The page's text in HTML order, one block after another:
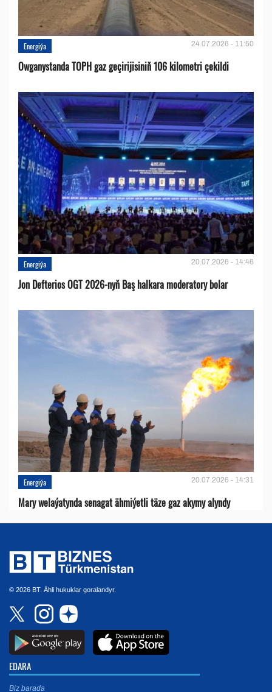
Energiýa 24.07.2026 - 11:50
Owganystanda TOPH gaz geçirijisiniň 106 kilometri çekildi
Energiýa 20.07.2026 - 14:46
Jon Defterios OGT 2026-nyň Baş halkara moderatory bolar
Energiýa 20.07.2026 - 14:31
Mary welaýatynda senagat ähmiýetli täze gaz akymy alyndy
© 2026 BT. Ähli hukuklar goralandyr.
EDARA
Biz barada